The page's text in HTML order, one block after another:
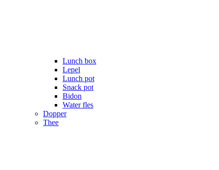
Lunch box
Lepel
Lunch pot
Snack pot
Bidon
Water fles
Dopper
Thee